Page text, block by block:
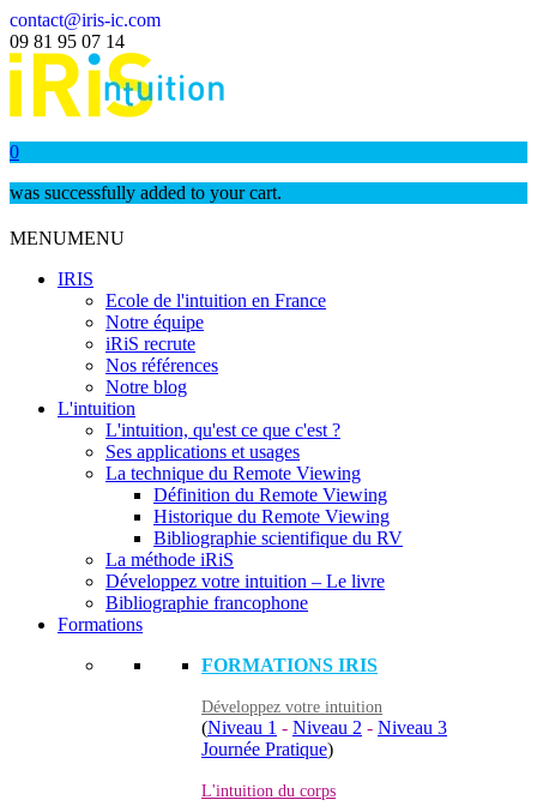
contact@iris-ic.com
09 81 95 07 14
0
was successfully added to your cart.
MENUMENU
IRIS
Ecole de l'intuition en France
Notre équipe
iRiS recrute
Nos références
Notre blog
L'intuition
L'intuition, qu'est ce que c'est ?
Ses applications et usages
La technique du Remote Viewing
Définition du Remote Viewing
Historique du Remote Viewing
Bibliographie scientifique du RV
La méthode iRiS
Développez votre intuition – Le livre
Bibliographie francophone
Formations
FORMATIONS IRIS
Développez votre intuition
(Niveau 1 - Niveau 2 - Niveau 3
Journée Pratique)
L'intuition du corps